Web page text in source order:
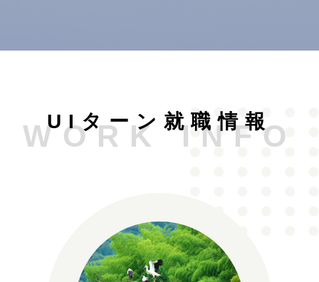
UIターン就職情報
WORK INFO